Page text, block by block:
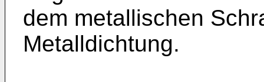
dem metallischen
Metalldichtung.